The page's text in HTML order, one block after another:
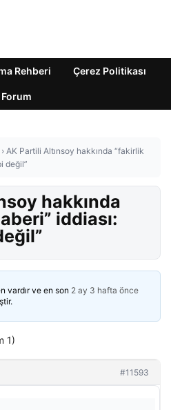
Rehberi Çerez Politikası
Forum
› AK Partili Altınsoy hakkında “fakirlik
değil”
hakkında
iddiası:
vardır ve en son 2 ay 3 hafta önce
1)
#11593